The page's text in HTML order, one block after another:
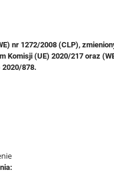
nr 1272/2008 (CLP),
Komisji (UE) 2020/217 oraz
2020/878.